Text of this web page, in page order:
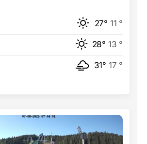
27° 11 °
28° 13 °
31° 17 °